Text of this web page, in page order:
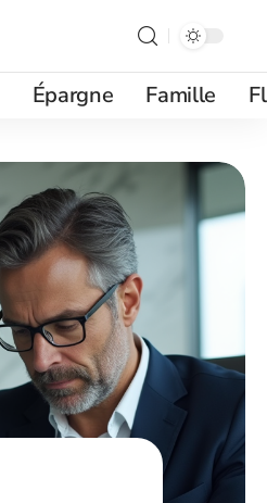
Épargne Famille